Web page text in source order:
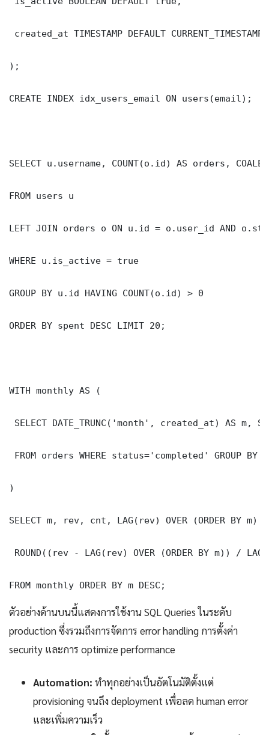
created_at TIMESTAMP DEFAULT CURRENT_TIMESTAMP
);
CREATE INDEX idx_users_email ON users(email);
SELECT u.username, COUNT(o.id) AS orders,
FROM users u
LEFT JOIN orders o ON u.id = o.user_id AND
WHERE u.is_active = true
GROUP BY u.id HAVING COUNT(o.id) > 0
ORDER BY spent DESC LIMIT 20;
WITH monthly AS (
SELECT DATE_TRUNC('month', created_at) AS m,
FROM orders WHERE status='completed' GROUP BY 1
)
SELECT m, rev, cnt, LAG(rev) OVER (ORDER BY m)
ROUND((rev - LAG(rev) OVER (ORDER BY m)) /
FROM monthly ORDER BY m DESC;
ตัวอย่างด้านบนนี้แสดงการใช้งาน SQL Queries ในระดับ
production ซึ่งรวมถึงการจัดการ error handling การตั้งค่า
security และการ optimize performance
Automation: ทำทุกอย่างเป็นอัตโนมัติตั้งแต่
provisioning จนถึง deployment เพื่อลด human error
และเพิ่มความเร็ว